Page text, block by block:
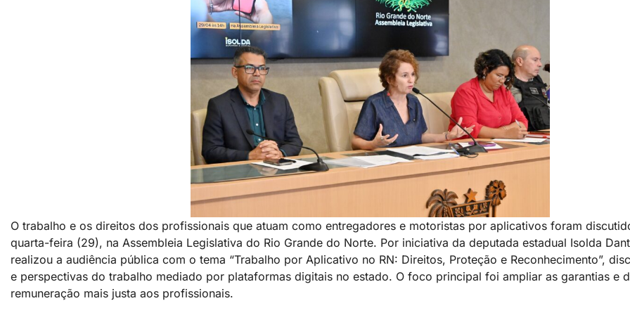
O trabalho e os direitos dos profissionais que atuam como entregadores e motoristas por aplicativos foram
quarta-feira (29), na Assembleia Legislativa do Rio Grande do Norte. Por iniciativa da deputada estadual Isolda
realizou a audiência pública com o tema “Trabalho por Aplicativo no RN: Direitos, Proteção e Reconhecimento”,
e perspectivas do trabalho mediado por plataformas digitais no estado. O foco principal foi ampliar as garantias e
remuneração mais justa aos profissionais.